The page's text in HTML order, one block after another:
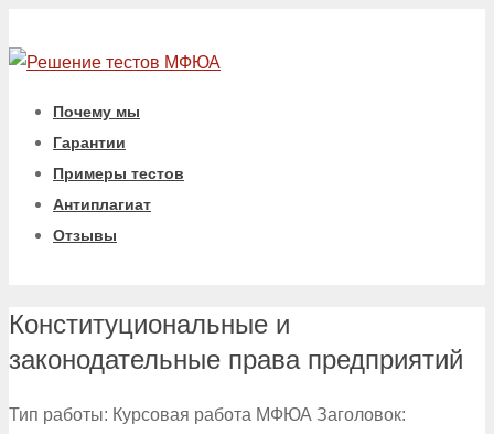
Почему мы
Гарантии
Примеры тестов
Антиплагиат
Отзывы
Конституциональные и
законодательные права предприятий
Тип работы: Курсовая работа МФЮА Заголовок: